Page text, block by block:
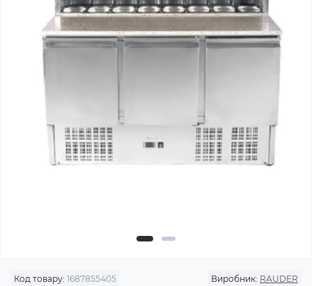
Код товару: 1687855405 Виробник: RAUDER